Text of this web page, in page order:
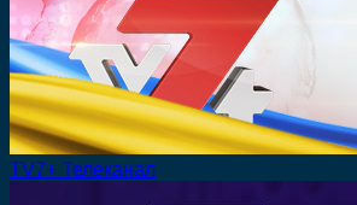
TV7+ Телеканал